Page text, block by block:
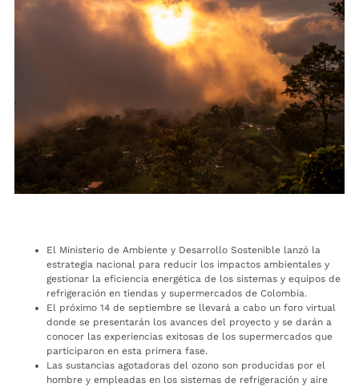
El Ministerio de Ambiente y Desarrollo Sostenible lanzó la
estrategia nacional para reducir los impactos ambientales y
gestionar la eficiencia energética de los sistemas y equipos de
refrigeración en tiendas y supermercados de Colombia.
El próximo 14 de septiembre se llevará a cabo un foro virtual
donde se presentarán los avances del proyecto y se darán a
conocer las experiencias exitosas de los supermercados que
participaron en esta primera fase.
Las sustancias agotadoras del ozono son producidas por el
hombre y empleadas en los sistemas de refrigeración y aire